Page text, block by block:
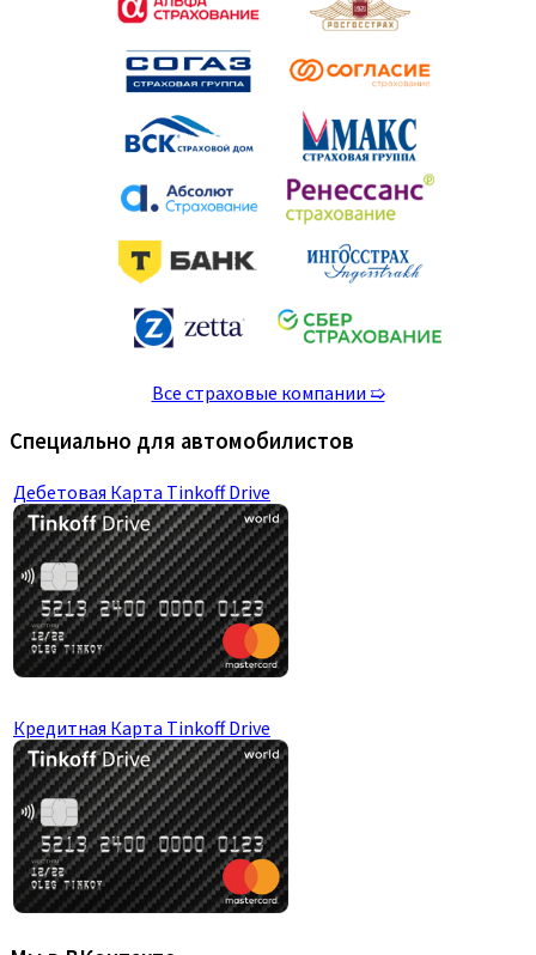
Все страховые компании ➯
Специально для автомобилистов
Дебетовая Карта Tinkoff Drive
Кредитная Карта Tinkoff Drive